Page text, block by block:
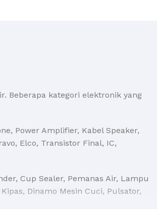
Beberapa kategori elektronik yang
Power Amplifier, Kabel Speaker,
Elco, Transistor Final, IC,
Cup Sealer, Pemanas Air, Lampu
Dinamo Mesin Cuci, Pulsator,